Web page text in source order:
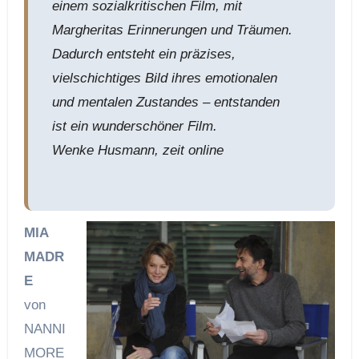
einem sozialkritischen Film, mit
Margheritas Erinnerungen und Träumen.
Dadurch entsteht ein präzises,
vielschichtiges Bild ihres emotionalen
und mentalen Zustandes – entstanden
ist ein wunderschöner Film.
Wenke Husmann, zeit online
MIA
MADR
E
von
NANNI
MORE